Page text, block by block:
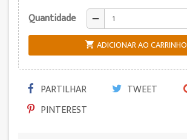
Quantidade remove
 ADICIONAR AO CARRINHO
PARTILHAR TWEET
PINTEREST